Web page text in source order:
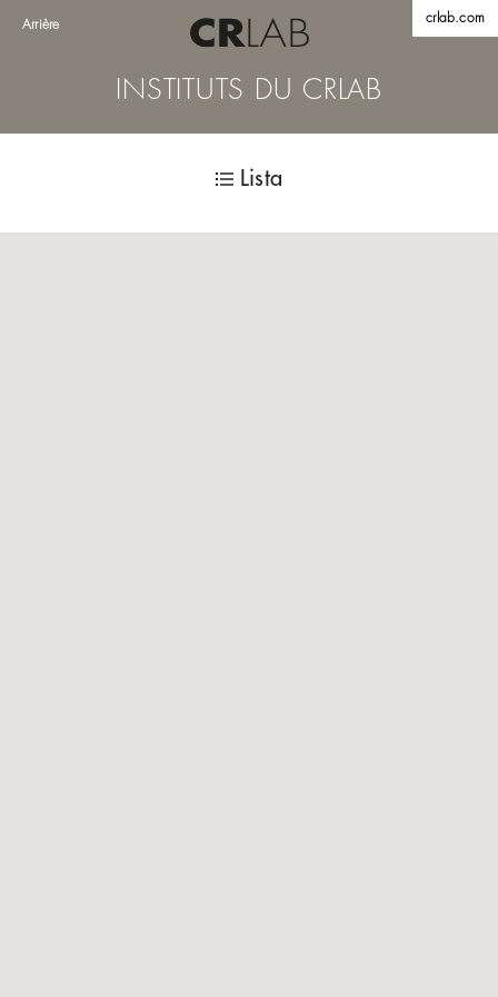
Arrière crlab.com
INSTITUTS DU CRLAB
Lista